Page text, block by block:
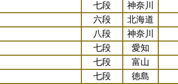
七段 神奈川
六段 北海道
八段 神奈川
七段 愛知
七段 富山
七段 徳島